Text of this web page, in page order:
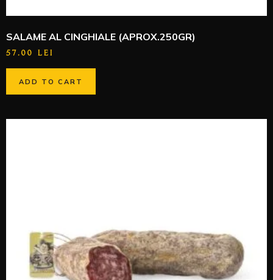
SALAME AL CINGHIALE (APROX.250GR)
57.00 LEI
ADD TO CART